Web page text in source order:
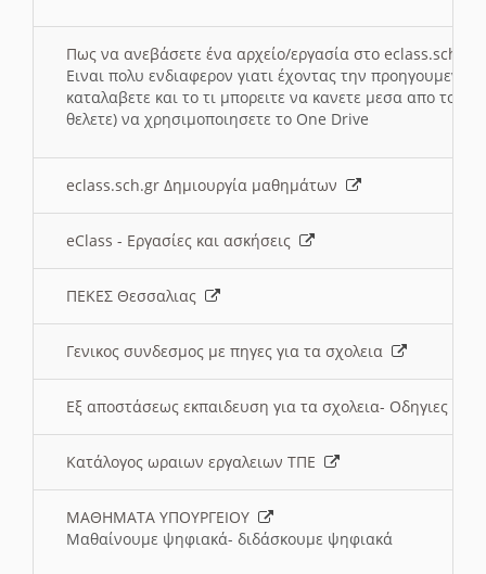
Πως να ανεβάσετε ένα αρχείο/εργασία στο eclass.sch.gr
Ειναι πολυ ενδιαφερον γιατι έχοντας την
καταλαβετε και το τι μπορειτε να κανετε μεσα απο το
θελετε) να χρησιμοποιησετε το One Drive
eclass.sch.gr Δημιουργία μαθημάτων
eClass - Εργασίες και ασκήσεις
ΠΕΚΕΣ Θεσσαλιας
Γενικος συνδεσμος με πηγες για τα σχολεια
Εξ αποστάσεως εκπαιδευση για τα σχολεια- Οδηγιες
Κατάλογος ωραιων εργαλειων ΤΠΕ
ΜΑΘΗΜΑΤΑ ΥΠΟΥΡΓΕΙΟΥ
Μαθαίνουμε ψηφιακά- διδάσκουμε ψηφιακά